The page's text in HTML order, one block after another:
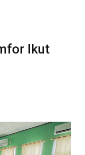
Ikut